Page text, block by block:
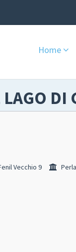
Home
DI
Vecchio 9